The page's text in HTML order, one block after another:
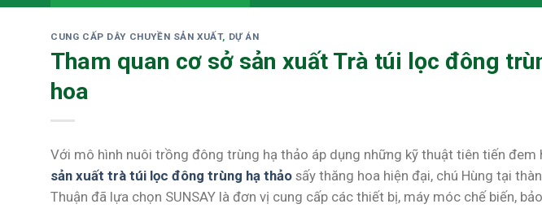
CUNG CẤP DÂY CHUYỀN SẢN XUẤT, DỰ ÁN
Tham quan cơ sở sản xuất Trà túi lọc đông
hoa
Với mô hình nuôi trồng đông trùng hạ thảo áp dụng những kỹ thuật tiên tiến đem
sản xuất trà túi lọc đông trùng hạ thảo sấy thăng hoa hiện đại, chú Hùng tại
Thuận đã lựa chọn SUNSAY là đơn vị cung cấp các thiết bị, máy móc chế biến,